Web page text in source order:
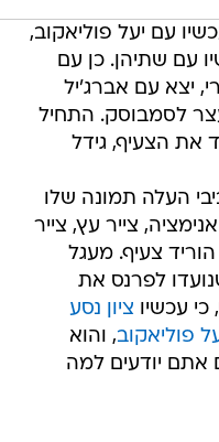
עם יעל פוליאקוב,
עם שתיהן. כן עם
יצא עם אברג'יל
לסמבוסק. התחיל
את הצעיף, גידל
העלה תמונה שלו
צייר עץ, צייר
צעיף. מעגל
לפרנס את
כי עכשיו ציון נסע
פוליאקוב, והוא
אתם יודעים למה